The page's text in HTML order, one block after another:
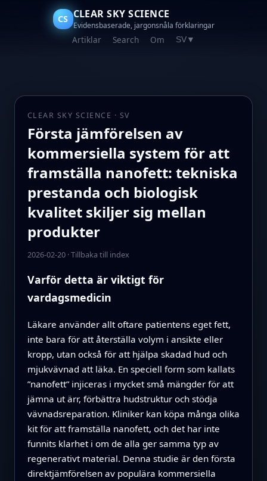
CS CLEAR SKY SCIENCE
Evidensbaserade, jargonsnåla förklaringar
Artiklar Search Om SV ▼
CLEAR SKY SCIENCE · SV
Första jämförelsen av
kommersiella system för att
framställa nanofett: tekniska
prestanda och biologisk
kvalitet skiljer sig mellan
produkter
2026-02-20·Tillbaka till index
Varför detta är viktigt för
vardagsmedicin
Läkare använder allt oftare patientens eget fett,
inte bara för att återställa volym i ansikte eller
kropp, utan också för att hjälpa skadad hud och
mjukvävnad att läka. En speciell form som kallats
”nanofett” injiceras i mycket små mängder för att
jämna ut ärr, förbättra hudstruktur och stödja
vävnadsreparation. Kliniker kan köpa många olika
kit för att framställa nanofett, och det har inte
funnits klarhet i om de alla ger samma typ av
regenerativt material. Denna studie är den första
direktjämförelsen av populära kommersiella